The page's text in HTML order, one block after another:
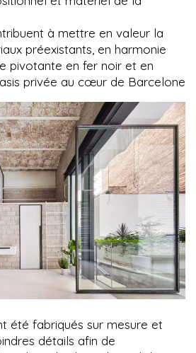
à mettre en valeur la
préexistants, en harmonie
pivotante en fer noir et en
privée au cœur de Barcelone
été fabriqués sur mesure et
détails afin de